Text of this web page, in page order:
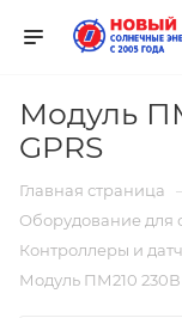
Модуль
GPRS
Главная страница
Оборудование для
Контроллеры и
Модуль ПМ210 230В